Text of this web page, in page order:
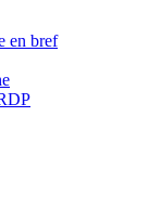
en bref